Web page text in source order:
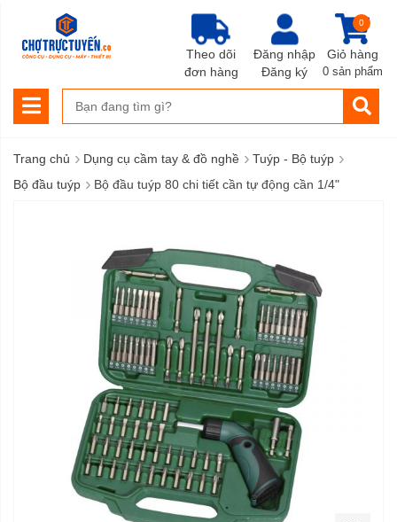
Đăng nhập
Đăng ký
Giỏ hàng
0
0 sản phẩm
Theo dõi
đơn hàng
Trang chủ › Dụng cụ cầm tay & đồ nghề › Tuýp - Bộ tuýp ›
Bộ đầu tuýp › Bộ đầu tuýp 80 chi tiết cần tự động cần 1/4"